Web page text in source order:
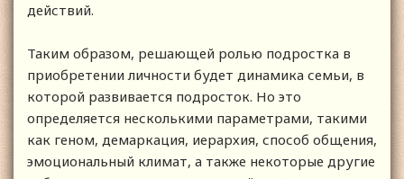
действий.
Таким образом, решающей ролью подростка в
приобретении личности будет динамика семьи, в
которой развивается подросток. Но это
определяется несколькими параметрами, такими
как геном, демаркация, иерархия, способ общения,
эмоциональный климат, а также некоторые другие